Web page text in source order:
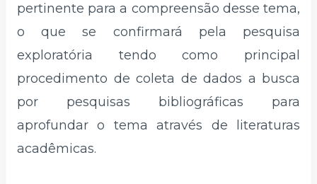
pertinente para a compreensão desse tema,
o que se confirmará pela pesquisa
exploratória tendo como principal
procedimento de coleta de dados a busca
por pesquisas bibliográficas para
aprofundar o tema através de literaturas
acadêmicas.